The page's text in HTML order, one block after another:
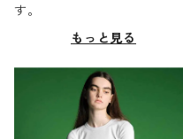
す。
もっと見る